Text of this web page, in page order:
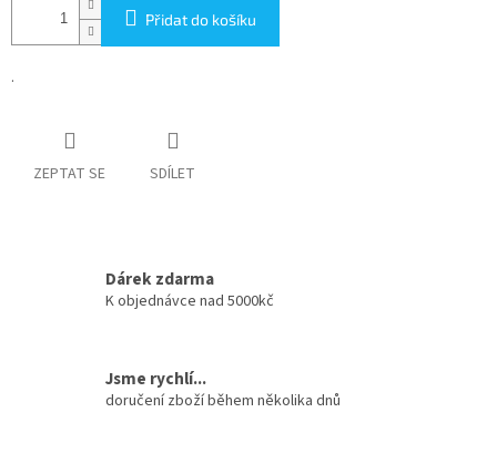
Přidat do košíku
.
ZEPTAT SE SDÍLET
Dárek zdarma
K objednávce nad 5000kč
Jsme rychlí...
doručení zboží během několika dnů